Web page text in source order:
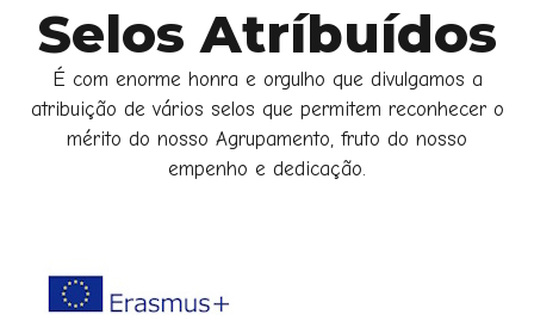
Selos Atríbuídos
É com enorme honra e orgulho que divulgamos a
atribuição de vários selos que permitem reconhecer o
mérito do nosso Agrupamento, fruto do nosso
empenho e dedicação.